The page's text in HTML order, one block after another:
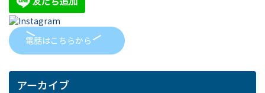
電話はこちらから
アーカイブ